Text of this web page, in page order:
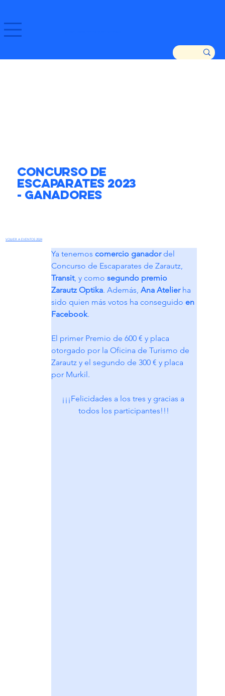
Concurso de
Escaparates 2023
- Ganadores
VOLVER A EVENTOS 2024
Ya tenemos comercio ganador del
Concurso de Escaparates de Zarautz,
Transit, y como segundo premio
Zarautz Optika. Además, Ana Atelier ha
sido quien más votos ha conseguido en
Facebook.
El primer Premio de 600 € y placa
otorgado por la Oficina de Turismo de
Zarautz y el segundo de 300 € y placa
por Murkil.
¡¡¡Felicidades a los tres y gracias a
todos los participantes!!!